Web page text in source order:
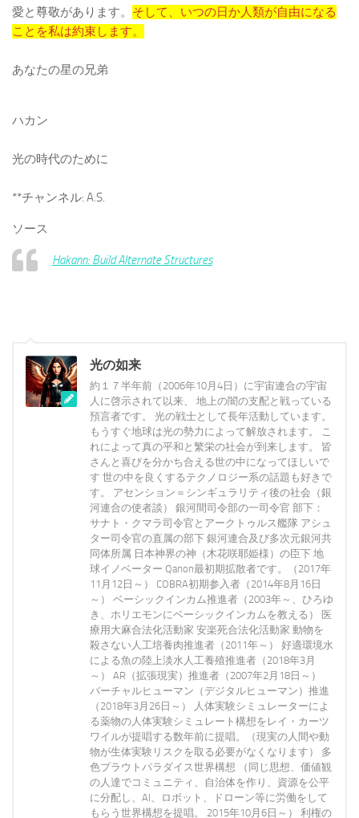
愛と尊敬があります。 そして、いつの日か人類が自由になる
ことを私は約束します。
あなたの星の兄弟
ハカン
光の時代のために
**チャンネル: A.S.
ソース
Hakann: Build Alternate Structures
光の如来
約１７半年前（2006年10月4日）に宇宙連合の宇宙
人に啓示されて以来、 地上の闇の支配と戦っている
預言者です。 光の戦士として長年活動しています。
もうすぐ地球は光の勢力によって解放されます。 こ
れによって真の平和と繁栄の社会が到来します。 皆
さんと喜びを分かち合える世の中になってほしいで
す 世の中を良くするテクノロジー系の話題も好きで
す。 アセンション＝シンギュラリティ後の社会（銀
河連合の使者談） 銀河間司令部の一司令官 部下：
サナト・クマラ司令官とアークトゥルス艦隊 アシュ
ター司令官の直属の部下 銀河連合及び多次元銀河共
同体所属 日本神界の神（木花咲耶姫様）の臣下 地
球イノベーター Qanon最初期拡散者です。（2017年
11月12日～） COBRA初期参入者（2014年8月16日
～） ベーシックインカム推進者（2003年～、ひろゆ
き、ホリエモンにベーシックインカムを教える） 医
療用大麻合法化活動家 安楽死合法化活動家 動物を
殺さない人工培養肉推進者（2011年～） 好適環境水
による魚の陸上淡水人工養殖推進者（2018年3月
～） AR（拡張現実）推進者（2007年2月18日～）
バーチャルヒューマン（デジタルヒューマン）推進
（2018年3月26日～） 人体実験シミュレーターによ
る薬物の人体実験シミュレート構想をレイ・カーツ
ワイルが提唱する数年前に提唱。（現実の人間や動
物が生体実験リスクを取る必要がなくなります） 多
色プラウトパラダイス世界構想 （同じ思想、価値観
の人達でコミュニティ、自治体を作り、資源を公平
に分配し、AI、ロボット、ドローン等に労働をして
もらう世界構想を提唱。 2015年10月6日～） 利権の